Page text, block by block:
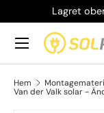
Hoppa till
Lagret
Sök
Produkttyp
Meny
Hem
Van der Valk solar -